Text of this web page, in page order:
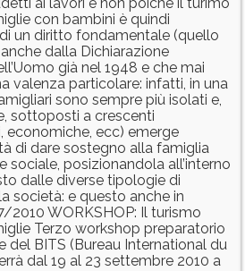
ai lavori e non poiché il turimo
con bambini è quindi
un diritto fondamentale (quello
dalla Dichiarazione
già nel 1948 e che mai
valenza particolare: infatti, in una
sono sempre più isolati e,
sottoposti a crescenti
economiche, ecc) emerge
di dare sostegno alla famiglia
sociale, posizionandola all’interno
dalle diverse tipologie di
società: e questo anche in
WORKSHOP: Il turismo
Terzo workshop preparatorio
del BITS (Bureau International du
dal 19 al 23 settembre 2010 a